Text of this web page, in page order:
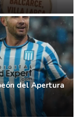
del Apertura